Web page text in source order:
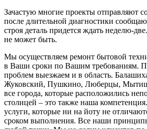
Зачастую многие проекты отправляют
после длительной диагностики
строя деталь придется ждать неделю-
не может быть.
Мы осуществляем ремонт бытовой
в Ваши сроки по Вашим требованиям.
проблем выезжаем и в область.
Жуковский, Пушкино, Люберцы,
все города, которые расположились
столицей – это также наша
услуги, которые ни на йоту не
сроком выполнения. Все наши